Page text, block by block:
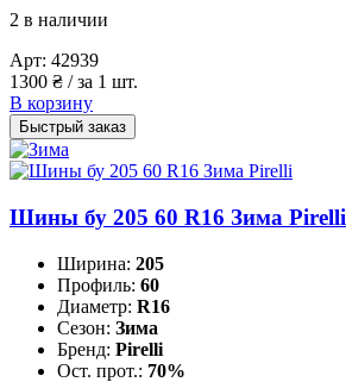
2 в наличии
Арт: 42939
1300 ₴ / за 1 шт.
В корзину
Быстрый заказ
Шины бу 205 60 R16 Зима Pirelli
Ширина: 205
Профиль: 60
Диаметр: R16
Сезон: Зима
Бренд: Pirelli
Ост. прот.: 70%